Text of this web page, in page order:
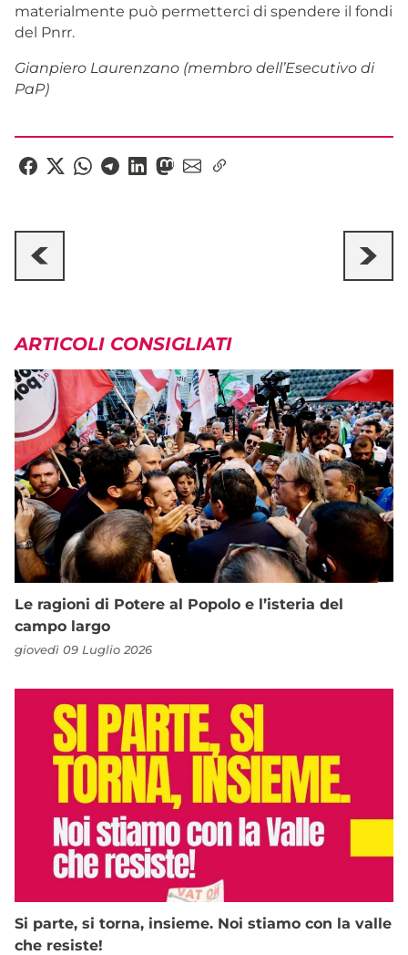
materialmente può permetterci di spendere il fondi
del Pnrr.
Gianpiero Laurenzano (membro dell’Esecutivo di
PaP)
ARTICOLI CONSIGLIATI
Le ragioni di Potere al Popolo e l’isteria del
campo largo
giovedì 09 Luglio 2026
Si parte, si torna, insieme. Noi stiamo con la valle
che resiste!